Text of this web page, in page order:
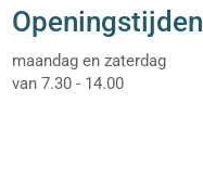
Openingstijden
maandag en zaterdag
van 7.30 - 14.00